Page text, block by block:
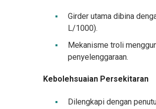
Girder utama dibina
L/1000).
Mekanisme troli
penyelenggaraan.
Kebolehsuaian Persekitaran
Dilengkapi dengan